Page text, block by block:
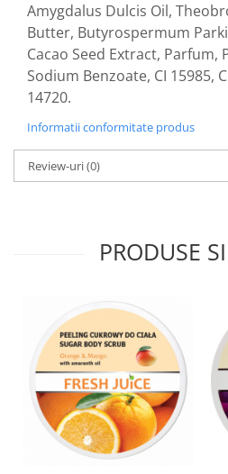
Record (5 produse)
Rohto Pharmaceuticals Co (4
produse)
Rolly Brush - Mr.White (10
produse)
Romvac - Imunoinstant (20
produse)
Silc - Laurella (5produse)
The Bramton Company - Simple
Trixie (28 produse)
Vaco Retail sp.zo.o (3 produse)
Van Vliet The Candy Company BV
(8 produse)
Vet's Best (8 produse)
Vivil A. Muller GmbH & Co.Kg (22
Amygdalus Dulcis Oil,
Butter, Butyrospermum
Cacao Seed Extract, Parfum,
Sodium Benzoate, CI 15985,
14720.
Informatii conformitate produs
Review-uri(0)
PRODUSE